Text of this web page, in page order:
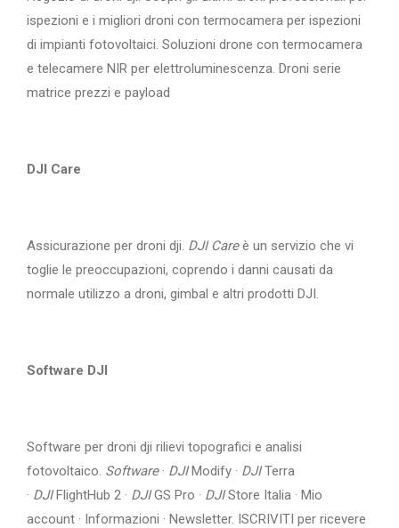
ispezioni e i migliori droni con termocamera per ispezioni
di impianti fotovoltaici. Soluzioni drone con termocamera
e telecamere NIR per elettroluminescenza. Droni serie
matrice prezzi e payload
DJI Care
Assicurazione per droni dji. DJI Careè un servizio che vi
toglie le preoccupazioni, coprendo i danni causati da
normale utilizzo a droni, gimbal e altri prodotti DJI.
Software DJI
Software per droni dji rilievi topografici e analisi
fotovoltaico. Software· DJIModify · DJITerra
· DJIFlightHub 2 · DJIGS Pro · DJIStore Italia · Mio
account · Informazioni · Newsletter. ISCRIVITI per ricevere